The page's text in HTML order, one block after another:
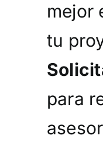
mejor
tu
para